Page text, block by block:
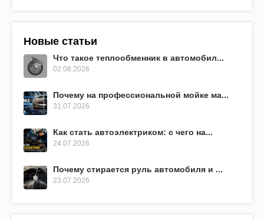
Новые статьи
Что такое теплообменник в автомобил...
02.08.2026
Почему на профессиональной мойке ма...
31.07.2026
Как стать автоэлектриком: с чего на...
24.07.2026
Почему стирается руль автомобиля и ...
23.07.2026